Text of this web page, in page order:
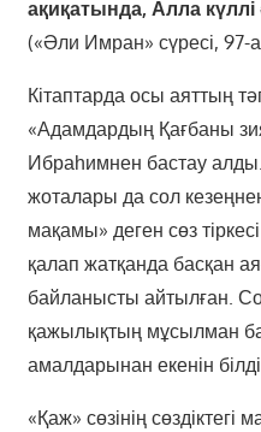
ақиқатында, Алла
(«Әли Имран» сүресі, 97-
Кітаптарда осы аяттың
«Адамдардың Қағбаны
Ибраһимнен бастау
жоталары да сол
мақамы» деген сөз
қалап жатқанда басқан
байланысты айтылған.
қажылықтың мұсылман
амалдарынан екенін
«Қаж» сөзінің